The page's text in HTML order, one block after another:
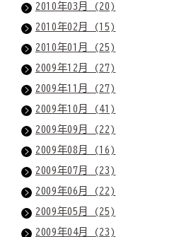
2010年03月 (20)
2010年02月 (15)
2010年01月 (25)
2009年12月 (27)
2009年11月 (27)
2009年10月 (41)
2009年09月 (22)
2009年08月 (16)
2009年07月 (23)
2009年06月 (22)
2009年05月 (25)
2009年04月 (23)